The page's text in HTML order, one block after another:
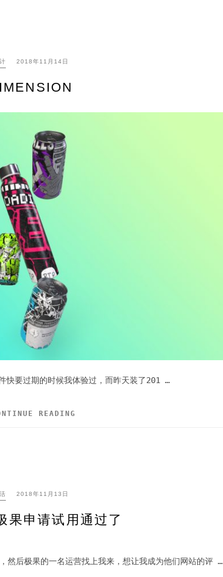
2018年11月14日
快要过期的时候我体验过，而昨天装了201 …
READING
2018年11月13日
果申请试用通过了
后极果的一名运营找上我来，想让我成为他们网站的评 …